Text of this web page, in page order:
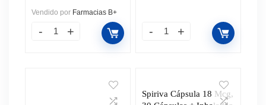
era:
$9,873.73.
es:
$9,499.00.
Vendido por Farmacias B+
Spiriva Cápsula 18 Mcg,